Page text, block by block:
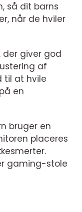
så dit barns
når de hviler
der giver god
af
til at hvile
en
bruger en
placeres
gaming-stole